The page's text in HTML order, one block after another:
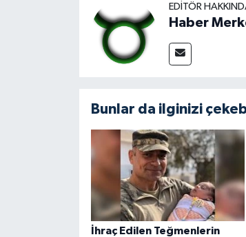
EDITÖR
Haber
Bunlar da ilginizi
İhraç Edilen Teğmenlerin